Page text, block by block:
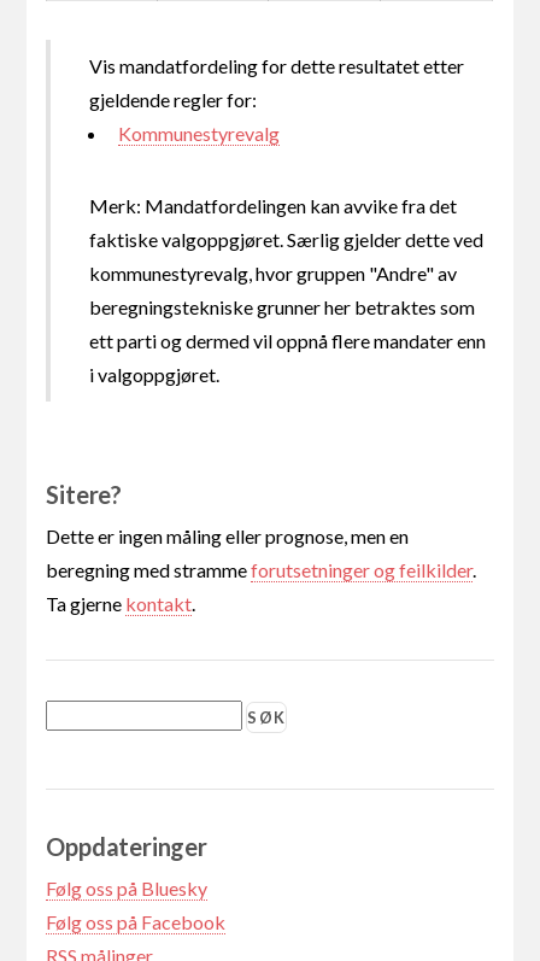
Vis mandatfordeling for dette resultatet etter
gjeldende regler for:
Kommunestyrevalg
Merk: Mandatfordelingen kan avvike fra det
faktiske valgoppgjøret. Særlig gjelder dette ved
kommunestyrevalg, hvor gruppen "Andre" av
beregningstekniske grunner her betraktes som
ett parti og dermed vil oppnå flere mandater enn
i valgoppgjøret.
Sitere?
Dette er ingen måling eller prognose, men en
beregning med strammeforutsetninger og feilkilder.
Ta gjerne kontakt.
Oppdateringer
Følg oss på Bluesky
Følg oss på Facebook
RSS målinger